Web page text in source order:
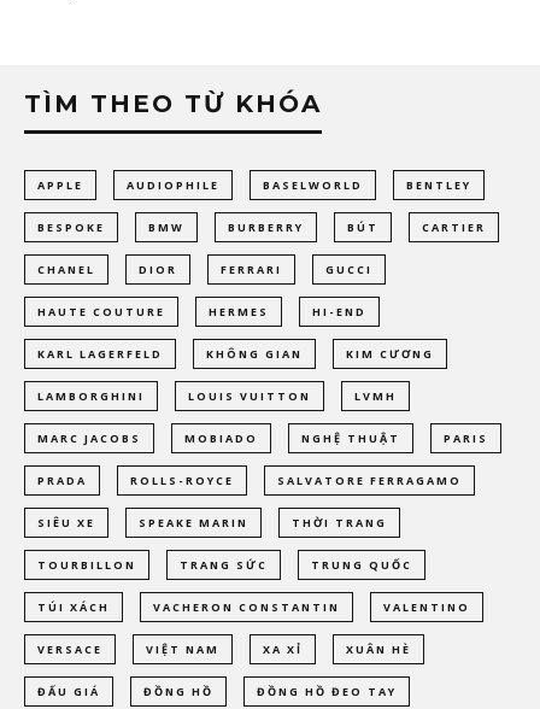
TÌM THEO TỪ KHÓA
APPLE AUDIOPHILE BASELWORLD BENTLEY
BESPOKE BMW BURBERRY BÚT CARTIER
CHANEL DIOR FERRARI GUCCI
HAUTE COUTURE HERMES HI-END
KARL LAGERFELD KHÔNG GIAN KIM CƯƠNG
LAMBORGHINI LOUIS VUITTON LVMH
MARC JACOBS MOBIADO NGHỆ THUẬT PARIS
PRADA ROLLS-ROYCE SALVATORE FERRAGAMO
SIÊU XE SPEAKE MARIN THỜI TRANG
TOURBILLON TRANG SỨC TRUNG QUỐC
TÚI XÁCH VACHERON CONSTANTIN VALENTINO
VERSACE VIỆT NAM XA XỈ XUÂN HÈ
ĐẤU GIÁ ĐỒNG HỒ ĐỒNG HỒ ĐEO TAY